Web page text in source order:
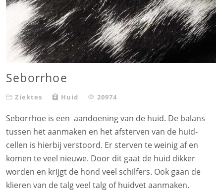
Seborrhoe
Ziektes Huid 20974
Seborrhoe is een aandoening van de huid. De balans
tussen het aanmaken en het afsterven van de huid-
cellen is hierbij verstoord. Er sterven te weinig af en
komen te veel nieuwe. Door dit gaat de huid dikker
worden en krijgt de hond veel schilfers. Ook gaan de
klieren van de talg veel talg of huidvet aanmaken.